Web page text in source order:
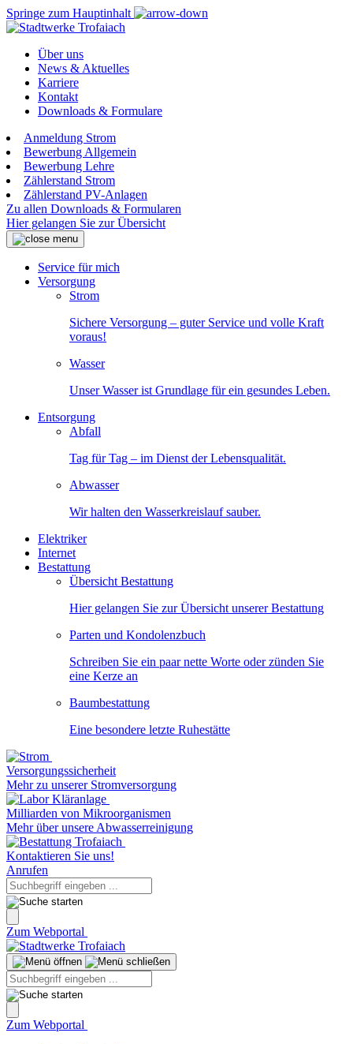
Springe zum Hauptinhalt
Über uns
News & Aktuelles
Karriere
Kontakt
Downloads & Formulare
Anmeldung Strom
Bewerbung Allgemein
Bewerbung Lehre
Zählerstand Strom
Zählerstand PV-Anlagen
Zu allen Downloads & Formularen
Hier gelangen Sie zur Übersicht
Service für mich
Versorgung
Strom
Sichere Versorgung – guter Service und volle Kraft
voraus!
Wasser
Unser Wasser ist Grundlage für ein gesundes Leben.
Entsorgung
Abfall
Tag für Tag – im Dienst der Lebensqualität.
Abwasser
Wir halten den Wasserkreislauf sauber.
Elektriker
Internet
Bestattung
Übersicht Bestattung
Hier gelangen Sie zur Übersicht unserer Bestattung
Parten und Kondolenzbuch
Schreiben Sie ein paar nette Worte oder zünden Sie
eine Kerze an
Baumbestattung
Eine besondere letzte Ruhestätte
Versorgungssicherheit
Mehr zu unserer Stromversorgung
Milliarden von Mikroorganismen
Mehr über unsere Abwasserreinigung
Kontaktieren Sie uns!
Anrufen
Zum Webportal
Zum Webportal